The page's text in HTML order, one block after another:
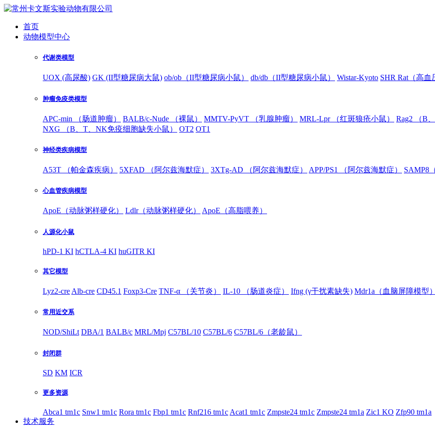
首页
动物模型中心
代谢类模型
UOX (高尿酸) GK (II型糖尿病大鼠) ob/ob（II型糖尿病小鼠） db/db（II型糖尿病小鼠） Wistar-Kyoto SHR Rat（高血
肿瘤免疫类模型
APC-min （肠道肿瘤） BALB/c-Nude （裸鼠） MMTV-PyVT （乳腺肿瘤） MRL-Lpr （红斑狼疮小鼠） Rag2 （B
NXG （B、T、NK免疫细胞缺失小鼠）
OT2 OT1
神经类疾病模型
A53T （帕金森疾病） 5XFAD （阿尔兹海默症） 3XTg-AD （阿尔兹海默症） APP/PS1 （阿尔兹海默症） SAMP8
心血管疾病模型
ApoE（动脉粥样硬化） Ldlr（动脉粥样硬化） ApoE（高脂喂养）
人源化小鼠
hPD-1 KI hCTLA-4 KI huGITR KI
其它模型
Lyz2-cre Alb-cre CD45.1 Foxp3-Cre TNF-α （关节炎） IL-10 （肠道炎症） Ifng (γ干扰素缺失) Mdr1a（血脑屏障模型）
常用近交系
NOD/ShiLt DBA/1 BALB/c MRL/Mpj C57BL/10 C57BL/6 C57BL/6（老龄鼠）
封闭群
SD KM ICR
更多资源
Abca1 tm1c Snw1 tm1c Rora tm1c Fbp1 tm1c Rnf216 tm1c Acat1 tm1c Zmpste24 tm1c Zmpste24 tm1a Zic1 KO Zfp90 tm1a
技术服务